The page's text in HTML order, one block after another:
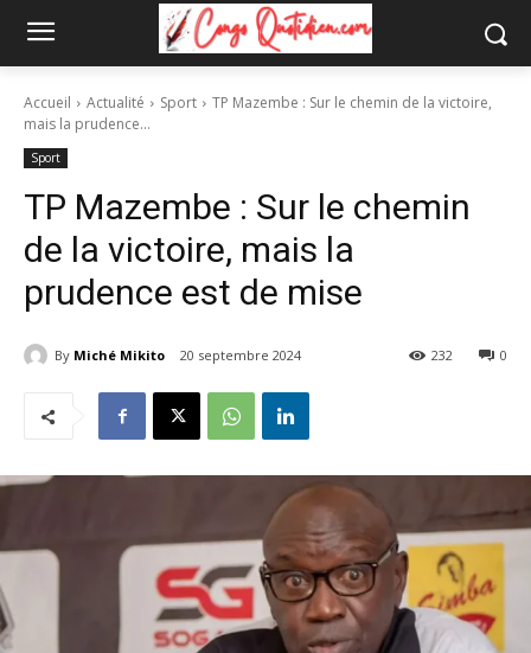
Accueil Actualité Sport
TP Mazembe : Sur le chemin de la victoire,
mais la prudence...
Sport
TP Mazembe : Sur le chemin
de la victoire, mais la
prudence est de mise
By Miché Mikito 20 septembre 2024 0
232